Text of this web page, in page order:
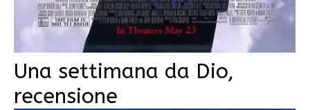
Una settimana da Dio,
recensione